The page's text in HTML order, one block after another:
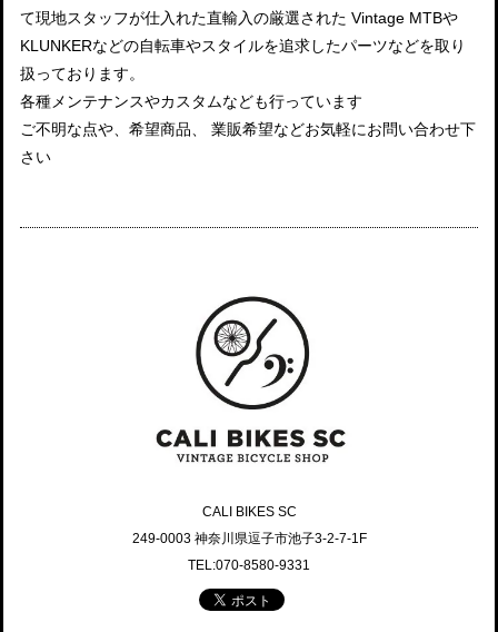
て現地スタッフが仕入れた直輸入の厳選された Vintage MTBや
KLUNKERなどの自転車やスタイルを追求したパーツなどを取り
扱っております。
各種メンテナンスやカスタムなども行っています
ご不明な点や、希望商品、 業販希望などお気軽にお問い合わせ下
さい
CALI BIKES SC
249-0003 神奈川県逗子市池子3-2-7-1F
TEL:070-8580-9331